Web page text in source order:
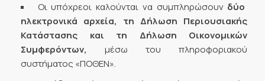
Οι υπόχρεοι καλούνται να συμπληρώσουν δύο
ηλεκτρονικά αρχεία, τη Δήλωση Περιουσιακής
Κατάστασης και τη Δήλωση Οικονομικών
Συμφερόντων, μέσω του πληροφοριακού
συστήματος «ΠΟΘΕΝ».